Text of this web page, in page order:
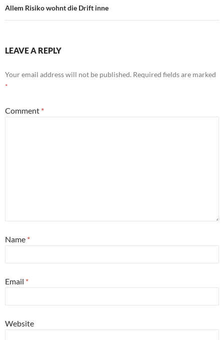
Allem Risiko wohnt die Drift inne
LEAVE A REPLY
Your email address will not be published. Required fields are marked
*
Comment *
Name *
Email *
Website